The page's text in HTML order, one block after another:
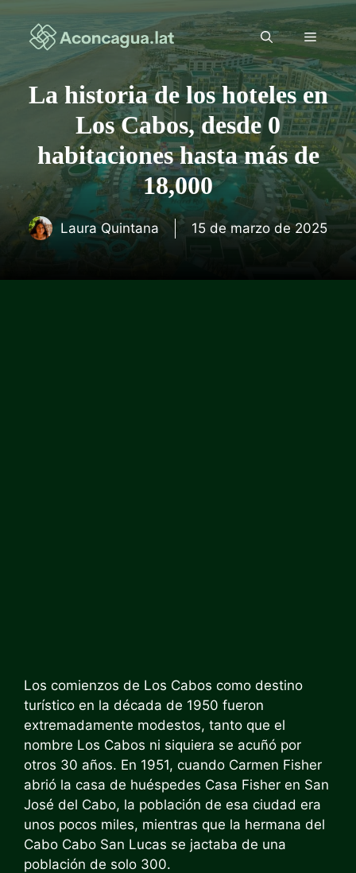
contenido
Menú
La historia de los hoteles en
Los Cabos, desde 0
habitaciones hasta más de
18,000
Laura Quintana 15 de marzo de 2025
Los comienzos de Los Cabos como destino
turístico en la década de 1950 fueron
extremadamente modestos, tanto que el
nombre Los Cabos ni siquiera se acuñó por
otros 30 años. En 1951, cuando Carmen Fisher
abrió la casa de huéspedes Casa Fisher en San
José del Cabo, la población de esa ciudad era
unos pocos miles, mientras que la hermana del
Cabo Cabo San Lucas se jactaba de una
población de solo 300.